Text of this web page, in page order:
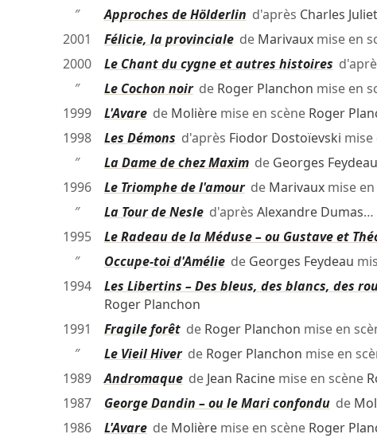
″
Approches de Hölderlin d'après Charles Juliet
2001
Félicie, la provincialede Marivauxmise en
2000
Le Chant du cygne et autres histoires
″
Le Cochon noirde Roger Planchon mise en
1999
L'Avarede Molièremise en scène Roger
1998
Les Démons d'après Fiodor Dostoïevski mise
″
La Dame de chez Maximde Georges Feydeau
1996
Le Triomphe de l'amourde Marivauxmise en
″
La Tour de Nesled'après Alexandre Dumas…
1995
Le Radeau de la Méduse – ou Gustave et
″
Occupe-toi d'Améliede Georges Feydeau
1994
Les Libertins – Des bleus, des blancs, des
Roger Planchon
1991
Fragile forêtde Roger Planchon mise en
″
Le Vieil Hiverde Roger Planchon mise en
1989
Andromaquede Jean Racinemise en scène
1987
George Dandin – ou le Mari confondude
1986
L'Avarede Molièremise en scène Roger